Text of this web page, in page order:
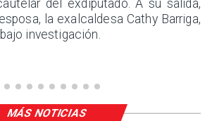
del exdiputado. A su salida,
la exalcaldesa Cathy Barriga,
investigación.
MÁS NOTICIAS